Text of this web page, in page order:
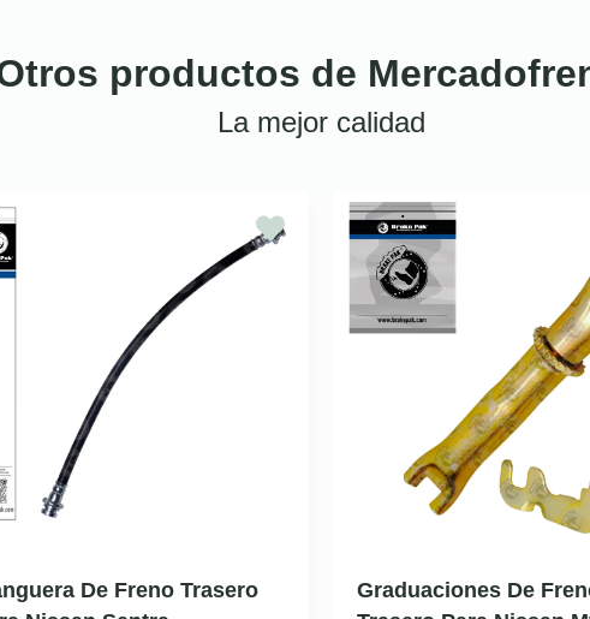
productos de
La mejor calidad
De Freno Trasero
Graduaciones De